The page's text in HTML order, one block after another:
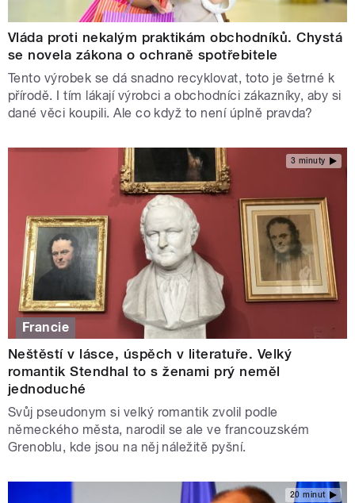
Vláda proti nekalým praktikám obchodníků. Chystá
se novela zákona o ochraně spotřebitele
Tento výrobek se dá snadno recyklovat, toto je šetrné k
přírodě. I tím lákají výrobci a obchodníci zákazníky, aby si
dané věci koupili. Ale co když to není úplně pravda?
3 minuty
Francie
Neštěstí v lásce, úspěch v literatuře. Velký
romantik Stendhal to s ženami prý neměl
jednoduché
Svůj pseudonym si velký romantik zvolil podle
německého města, narodil se ale ve francouzském
Grenoblu, kde jsou na něj náležitě pyšní.
20 minut